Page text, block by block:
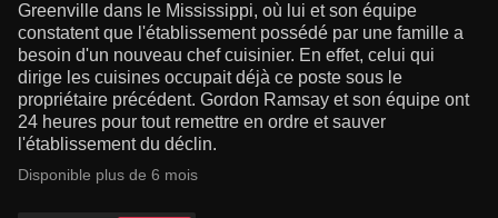
Greenville dans le Mississippi, où lui et son équipe
constatent que l'établissement possédé par une famille a
besoin d'un nouveau chef cuisinier. En effet, celui qui
dirige les cuisines occupait déjà ce poste sous le
propriétaire précédent. Gordon Ramsay et son équipe ont
24 heures pour tout remettre en ordre et sauver
l'établissement du déclin.
Disponible plus de 6 mois